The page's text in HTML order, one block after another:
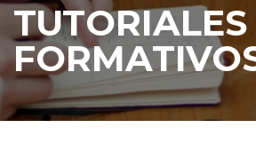
TUTORIALES